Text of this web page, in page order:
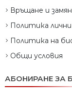
Връщане и
Политика
Политика на
Общи условия
АБОНИРАНЕ ЗА